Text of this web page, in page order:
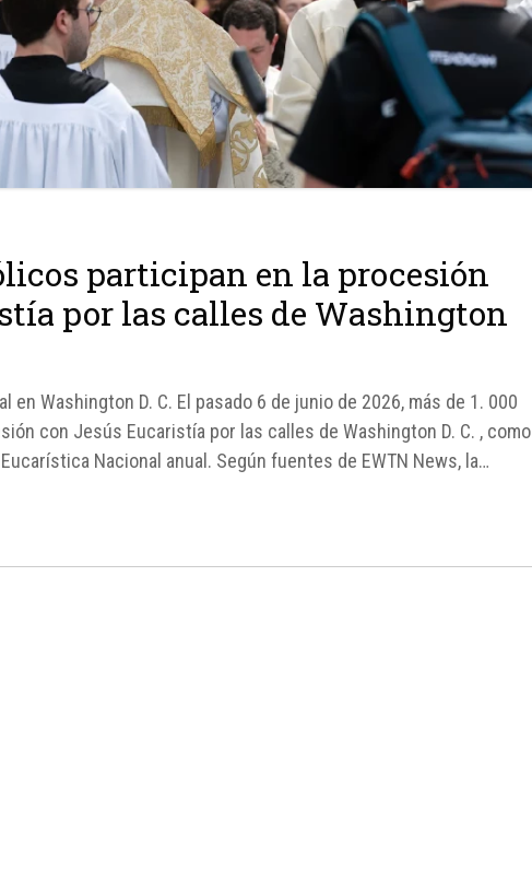
participan en la procesión
por las calles de Washington
Washington D. C. El pasado 6 de junio de 2026, más de 1. 000
con Jesús Eucaristía por las calles de Washington D. C. , como
Nacional anual. Según fuentes de EWTN News, la